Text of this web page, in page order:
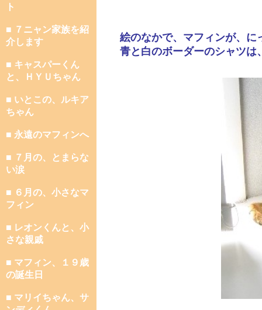
ト
■ ７ニャン家族を紹
介します
■ キャスパーくん
と、ＨＹＵちゃん
■ いとこの、ルキア
ちゃん
■ 永遠のマフィンへ
■ ７月の、とまらな
い涙
■ ６月の、小さなマ
フィン
■ レオンくんと、小
さな親戚
■ マフィン、１９歳
の誕生日
■ マリイちゃん、サ
絵のなかで、マフィンが、に
青と白のボーダーのシャツは